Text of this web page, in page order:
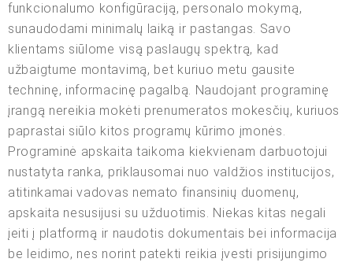
funkcionalumo konfigūraciją, personalo mokymą,
sunaudodami minimalų laiką ir pastangas. Savo
klientams siūlome visą paslaugų spektrą, kad
užbaigtume montavimą, bet kuriuo metu gausite
techninę, informacinę pagalbą. Naudojant programinę
įrangą nereikia mokėti prenumeratos mokesčių, kuriuos
paprastai siūlo kitos programų kūrimo įmonės.
Programinė apskaita taikoma kiekvienam darbuotojui
nustatyta ranka, priklausomai nuo valdžios institucijos,
atitinkamai vadovas nemato finansinių duomenų,
apskaita nesusijusi su užduotimis. Niekas kitas negali
įeiti į platformą ir naudotis dokumentais bei informacija
be leidimo, nes norint patekti reikia įvesti prisijungimo